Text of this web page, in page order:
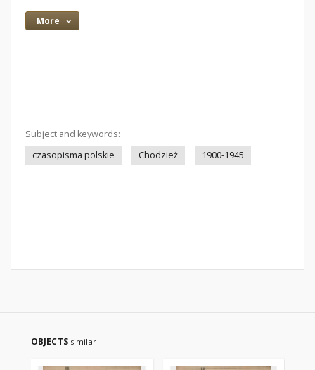
More
Subject and keywords:
czasopisma polskie
Chodzież 1900-1945
OBJECTS similar